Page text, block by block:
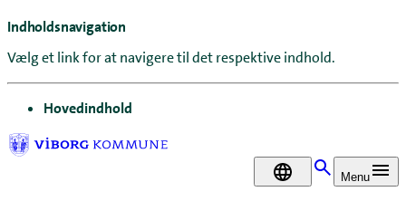
Indholdsnavigation
Vælg et link for at navigere til det respektive indhold.
gå til
Hovedindhold
DA Menu